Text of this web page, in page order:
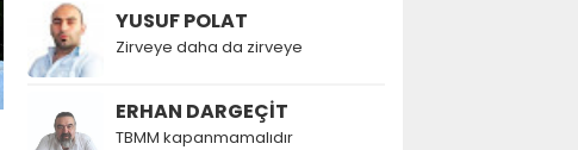
YUSUF POLAT
Zirveye daha da zirveye
ERHAN DARGEÇİT
TBMM kapanmamalıdır